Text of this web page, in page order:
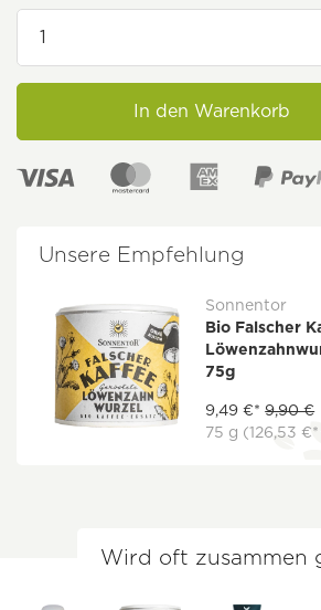
In den Warenkorb
Unsere Empfehlung
Sonnentor
Bio Falscher
75g
9,49 €* 9,90 €
75 g (126,53
Wird oft zusammen